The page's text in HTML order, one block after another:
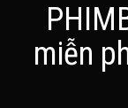
Khuyển Dạ Xoa
miễn